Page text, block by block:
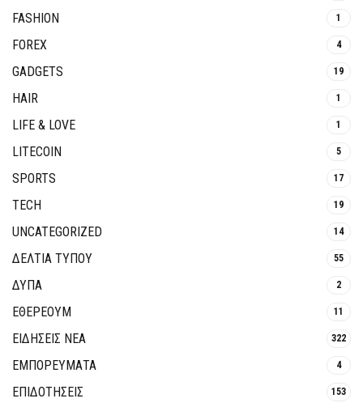
FASHION 1
FOREX 4
GADGETS 19
HAIR 1
LIFE & LOVE 1
LITECOIN 5
SPORTS 17
TECH 19
UNCATEGORIZED 14
ΔΕΛΤΙΑ ΤΥΠΟΥ 55
ΔΥΠΑ 2
ΕΘΈΡΕΟΥΜ 11
ΕΙΔΗΣΕΙΣ ΝΕΑ 322
ΕΜΠΟΡΕΥΜΑΤΑ 4
ΕΠΙΔΟΤΗΣΕΙΣ 153